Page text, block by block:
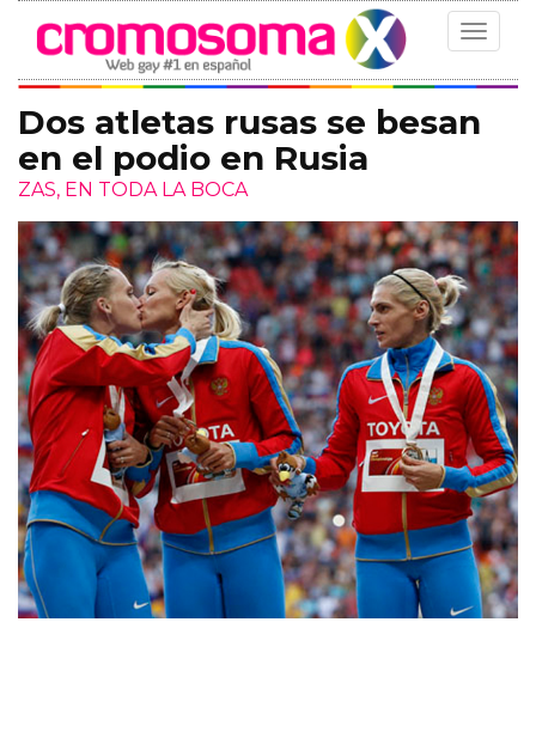
Toggle
Dos atletas rusas se besan
en el podio en Rusia
ZAS, EN TODA LA BOCA